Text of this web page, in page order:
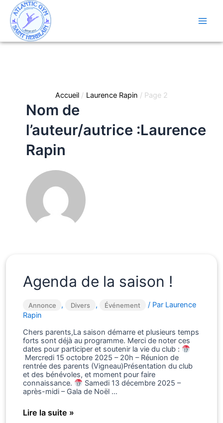
contenu
Accueil Laurence Rapin Page 2
Nom de
l’auteur/autrice :Laurence
Rapin
Agenda de la saison !
Annonce , Divers , Événement / Par Laurence
Rapin
Chers parents,La saison démarre et plusieurs temps
forts sont déjà au programme. Merci de noter ces
dates pour participer et soutenir la vie du club :
Mercredi 15 octobre 2025 – 20h – Réunion de
rentrée des parents (Vigneau)Présentation du club
et des bénévoles, et moment pour faire
connaissance.
Samedi 13 décembre 2025 –
après-midi – Gala de Noël …
Agenda
Lire la suite »